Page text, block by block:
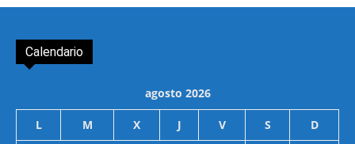
Calendario
agosto 2026
L M X J V S D